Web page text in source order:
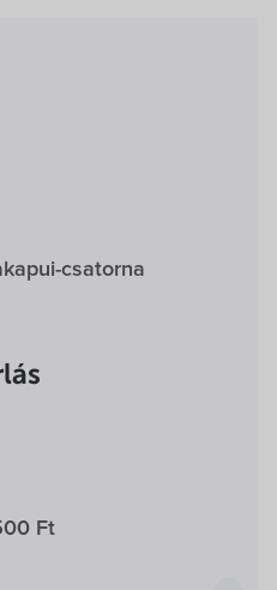
csatorna
Ft